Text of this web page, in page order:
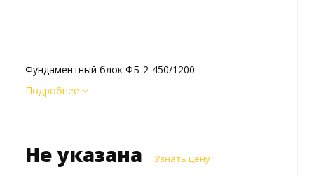
Фундаментный блок ФБ-2-450/1200
Подробнее
Не указана Узнать цену